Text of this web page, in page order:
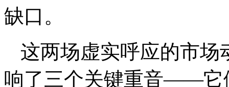
缺口。
这两场虚实呼应的市场
响了三个关键重音——它